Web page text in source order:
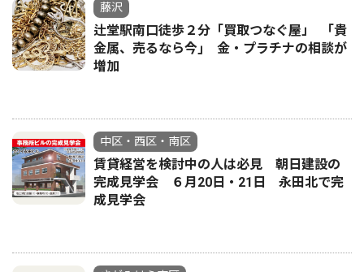
藤沢
辻堂駅南口徒歩２分「買取つなぐ屋」 ｢貴
金属、売るなら今｣ 金・プラチナの相談が
増加
中区・西区・南区
賃貸経営を検討中の人は必見 朝日建設の
完成見学会 ６月20日・21日 永田北で完
成見学会